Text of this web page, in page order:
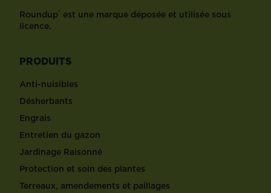
Roundup® est une marque déposée et utilisée sous
licence.
PRODUITS
Anti-nuisibles
Désherbants
Engrais
Entretien du gazon
Jardinage Raisonné
Protection et soin des plantes
Terreaux, amendements et paillages